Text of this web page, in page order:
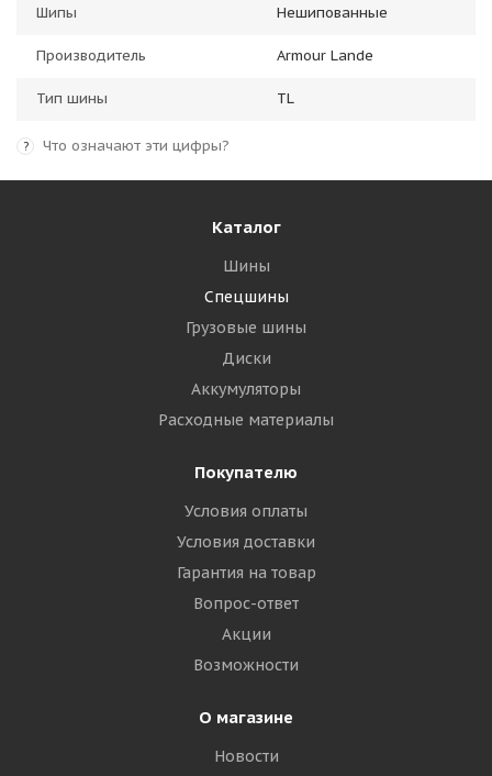
Шипы Нешипованные
Производитель Armour Lande
Тип шины TL
? Что означают эти цифры?
Каталог
Шины
Спецшины
Грузовые шины
Диски
Аккумуляторы
Расходные материалы
Покупателю
Условия оплаты
Условия доставки
Гарантия на товар
Вопрос-ответ
Акции
Возможности
О магазине
Новости